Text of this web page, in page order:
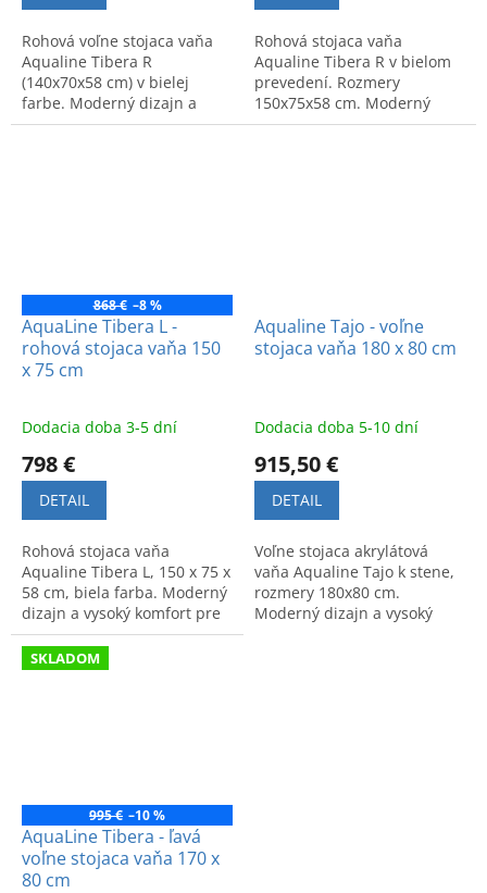
Rohová voľne stojaca vaňa
Aqualine Tibera R
(140x70x58 cm) v bielej
farbe. Moderný dizajn a
kvalitné spracovanie pre
Rohová stojaca vaňa
Aqualine Tibera R v bielom
prevedení. Rozmery
150x75x58 cm. Moderný
dizajn a maximálne pohodlie
868 € –8 %
AquaLine Tibera L -
rohová stojaca vaňa 150
x 75 cm
Dodacia doba 3-5 dní
798 €
DETAIL
Rohová stojaca vaňa
Aqualine Tibera L, 150 x 75 x
58 cm, biela farba. Moderný
dizajn a vysoký komfort pre
vašu kúpeľňu.
Aqualine Tajo - voľne
stojaca vaňa 180 x 80 cm
Dodacia doba 5-10 dní
915,50 €
DETAIL
Voľne stojaca akrylátová
vaňa Aqualine Tajo k stene,
rozmery 180x80 cm.
Moderný dizajn a vysoký
SKLADOM
995 € –10 %
AquaLine Tibera - ľavá
voľne stojaca vaňa 170 x
80 cm